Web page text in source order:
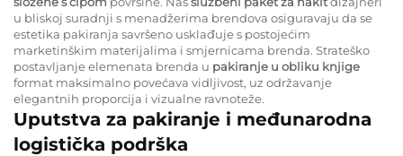
u bliskoj suradnji s menadžerima brendova osiguravaju da se
estetika pakiranja savršeno usklađuje s postojećim
marketinškim materijalima i smjernicama brenda. Strateško
postavljanje elemenata brenda u pakiranje u obliku knjige
format maksimalno povećava vidljivost, uz održavanje
elegantnih proporcija i vizualne ravnoteže.
Uputstva za pakiranje i međunarodna
logistička podrška